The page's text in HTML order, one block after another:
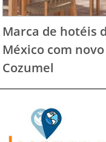
Marca de hotéis
México com
Cozumel